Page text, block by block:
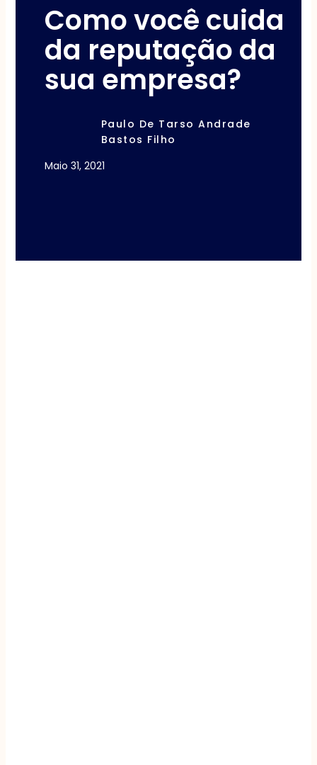
Como você cuida
da reputação da
sua empresa?
Paulo De Tarso Andrade
Bastos Filho
Maio 31, 2021